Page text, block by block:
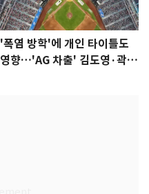
'폭염 방학'에 개인 타이틀도
영향…'AG 차출' 김도영·곽빈